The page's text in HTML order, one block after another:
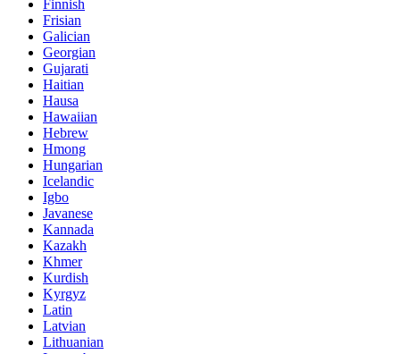
Finnish
Frisian
Galician
Georgian
Gujarati
Haitian
Hausa
Hawaiian
Hebrew
Hmong
Hungarian
Icelandic
Igbo
Javanese
Kannada
Kazakh
Khmer
Kurdish
Kyrgyz
Latin
Latvian
Lithuanian